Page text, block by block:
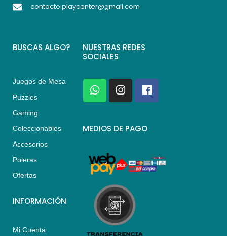
contacto.playcenter@gmail.com
BUSCAS ALGO?
Juegos de Mesa
Puzzles
Gaming
Coleccionables
Accesorios
Poleras
Ofertas
INFORMACIÓN
Mi Cuenta
NUESTRAS REDES
SOCIALES
W
h
a
s
p
I
n
s
a
a
m
F
a
c
b
k
MEDIOS DE PAGO